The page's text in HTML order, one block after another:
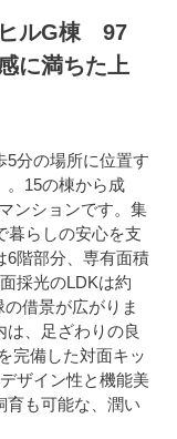
ヒルG棟 97
に満ちた上
5分の場所に位置す
。15の棟から成
ンションです。集
暮らしの安心を支
6階部分、専有面積
採光のLDKは約
借景が広がりま
は、足ざわりの良
完備した対面キッ
ザイン性と機能美
育も可能な、潤い